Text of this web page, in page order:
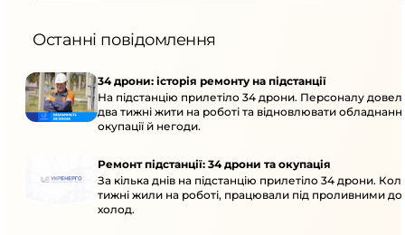
Останні повідомлення
34 дрони: історія ремонту на підстанції
На підстанцію прилетіло 34 дрони. Персоналу
два тижні жити на роботі та відновлювати
окупації й негоди.
Ремонт підстанції: 34 дрони та окупація
За кілька днів на підстанцію прилетіло 34 дрони.
тижні жили на роботі, працювали під проливними
холод.